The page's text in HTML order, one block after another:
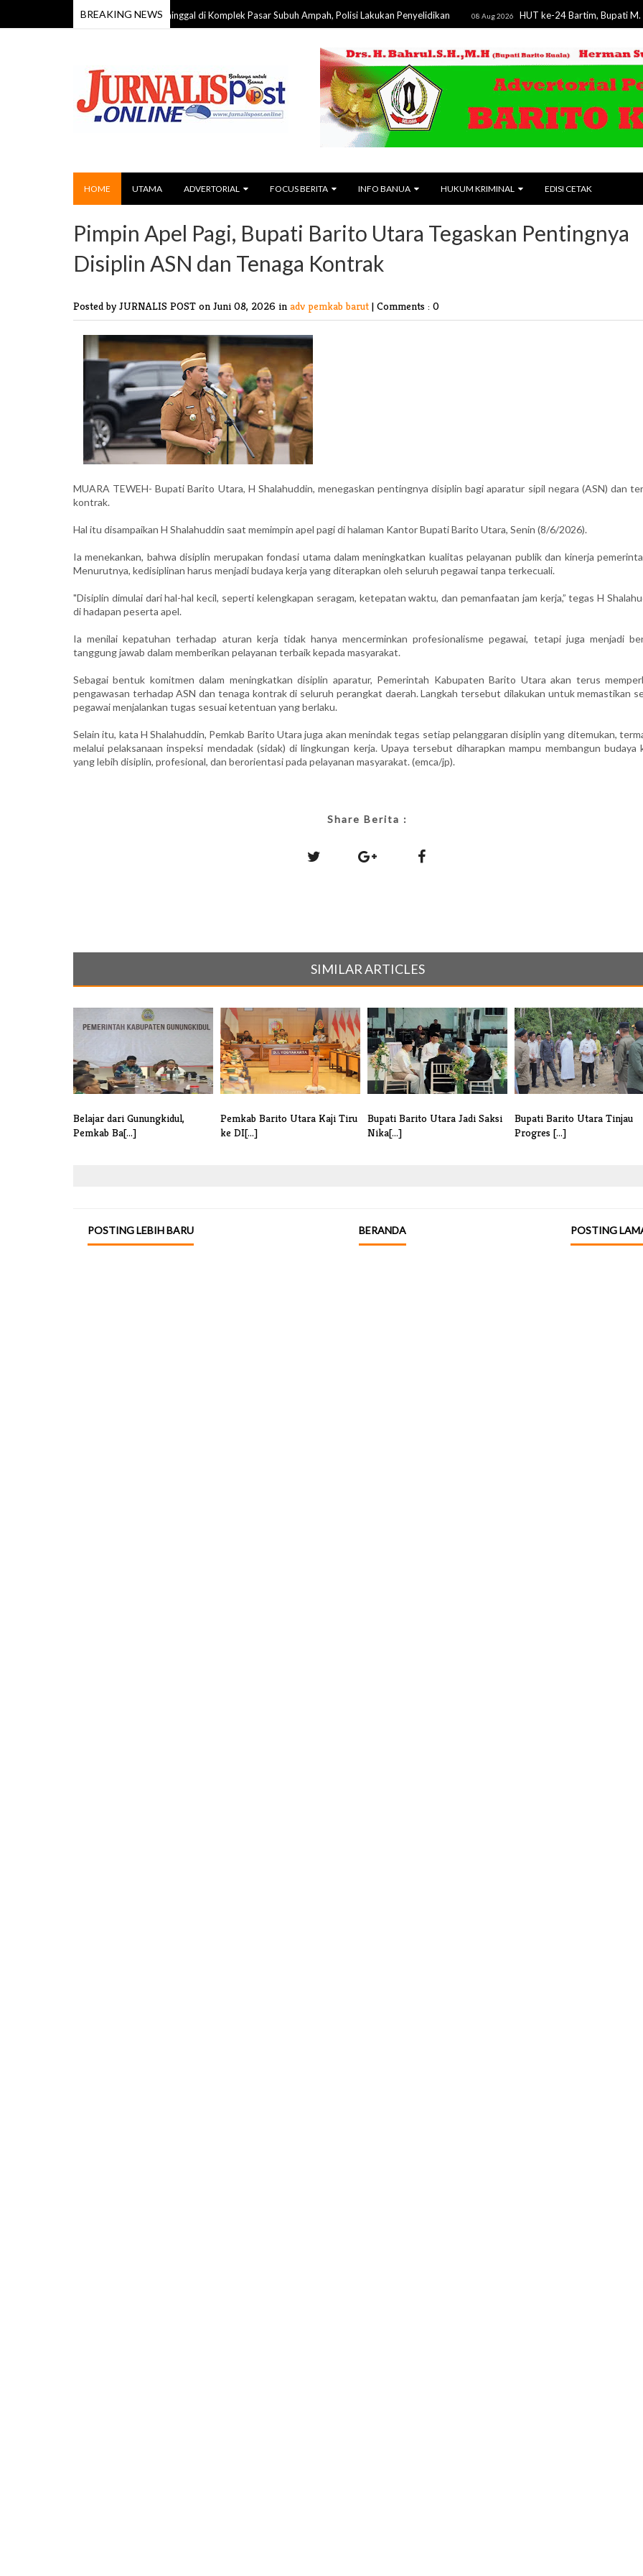
BREAKING NEWS
Pria 59 Tahun Ditemukan Meninggal di Komplek Pasar Subuh Ampah, Polisi Lakukan Penyelidikan 08 Aug 2026 HUT ke-24 Bartim, Bupati M. Yamin
HOME UTAMA ADVERTORIAL FOCUS BERITA INFO BANUA HUKUM KRIMINAL EDISI CETAK
Pimpin Apel Pagi, Bupati Barito Utara Tegaskan Pentingnya
Disiplin ASN dan Tenaga Kontrak
Posted by JURNALIS POST on Juni 08, 2026 in adv pemkab barut | Comments : 0
MUARA TEWEH- Bupati Barito Utara, H Shalahuddin, menegaskan pentingnya disiplin bagi aparatur sipil negara (ASN) dan
kontrak.
Hal itu disampaikan H Shalahuddin saat memimpin apel pagi di halaman Kantor Bupati Barito Utara, Senin (8/6/2026).
Ia menekankan, bahwa disiplin merupakan fondasi utama dalam meningkatkan kualitas pelayanan publik dan kinerja
Menurutnya, kedisiplinan harus menjadi budaya kerja yang diterapkan oleh seluruh pegawai tanpa terkecuali.
"Disiplin dimulai dari hal-hal kecil, seperti kelengkapan seragam, ketepatan waktu, dan pemanfaatan jam kerja,” tegas H
di hadapan peserta apel.
Ia menilai kepatuhan terhadap aturan kerja tidak hanya mencerminkan profesionalisme pegawai, tetapi juga menjadi
tanggung jawab dalam memberikan pelayanan terbaik kepada masyarakat.
Sebagai bentuk komitmen dalam meningkatkan disiplin aparatur, Pemerintah Kabupaten Barito Utara akan terus
pengawasan terhadap ASN dan tenaga kontrak di seluruh perangkat daerah. Langkah tersebut dilakukan untuk memastikan
pegawai menjalankan tugas sesuai ketentuan yang berlaku.
Selain itu, kata H Shalahuddin, Pemkab Barito Utara juga akan menindak tegas setiap pelanggaran disiplin yang ditemukan,
melalui pelaksanaan inspeksi mendadak (sidak) di lingkungan kerja. Upaya tersebut diharapkan mampu membangun budaya
yang lebih disiplin, profesional, dan berorientasi pada pelayanan masyarakat. (emca/jp).
Share Berita :
SIMILAR ARTICLES
Belajar dari Gunungkidul,
Pemkab Ba[...]
Pemkab Barito Utara Kaji Tiru
ke DI[...]
Bupati Barito Utara Jadi Saksi
Nika[...]
Bupati Barito Utara Tinjau
Progres [...]
POSTING LEBIH BARU POSTING
BERANDA